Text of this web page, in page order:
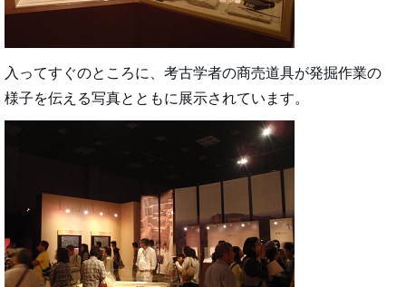
入ってすぐのところに、考古学者の商売道具が発掘作業の
様子を伝える写真とともに展示されています。